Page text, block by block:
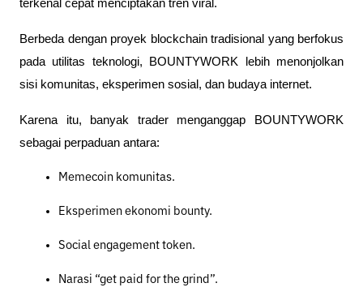
terkenal cepat menciptakan tren viral.
Berbeda dengan proyek blockchain tradisional yang berfokus
pada utilitas teknologi, BOUNTYWORK lebih menonjolkan
sisi komunitas, eksperimen sosial, dan budaya internet.
Karena itu, banyak trader menganggap BOUNTYWORK
sebagai perpaduan antara:
Memecoin komunitas.
Eksperimen ekonomi bounty.
Social engagement token.
Narasi “get paid for the grind”.